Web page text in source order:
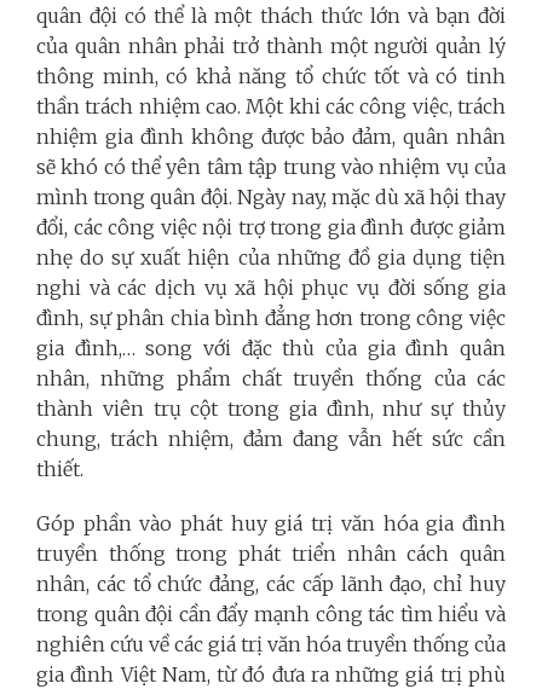
quân đội có thể là một thách thức lớn và bạn đời
của quân nhân phải trở thành một người quản lý
thông minh, có khả năng tổ chức tốt và có tinh
thần trách nhiệm cao. Một khi các công việc, trách
nhiệm gia đình không được bảo đảm, quân nhân
sẽ khó có thể yên tâm tập trung vào nhiệm vụ của
mình trong quân đội. Ngày nay, mặc dù xã hội thay
đổi, các công việc nội trợ trong gia đình được giảm
nhẹ do sự xuất hiện của những đồ gia dụng tiện
nghi và các dịch vụ xã hội phục vụ đời sống gia
đình, sự phân chia bình đẳng hơn trong công việc
gia đình,… song với đặc thù của gia đình quân
nhân, những phẩm chất truyền thống của các
thành viên trụ cột trong gia đình, như sự thủy
chung, trách nhiệm, đảm đang vẫn hết sức cần
thiết.
Góp phần vào phát huy giá trị văn hóa gia đình
truyền thống trong phát triển nhân cách quân
nhân, các tổ chức đảng, các cấp lãnh đạo, chỉ huy
trong quân đội cần đẩy mạnh công tác tìm hiểu và
nghiên cứu về các giá trị văn hóa truyền thống của
gia đình Việt Nam, từ đó đưa ra những giá trị phù